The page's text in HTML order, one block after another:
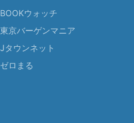
BOOKウォッチ
東京バーゲンマニア
Jタウンネット
ゼロまる